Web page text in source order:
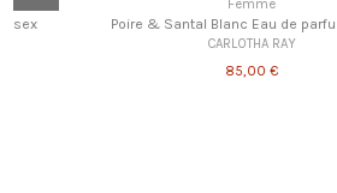
Poire & Santal Blanc Eau de parfum 50 ml
CARLOTHA RAY